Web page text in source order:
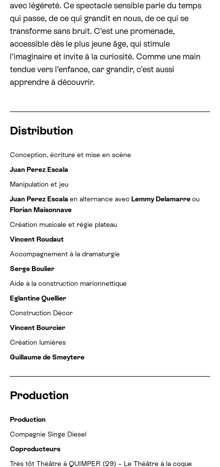
avec légèreté. Ce spectacle sensible parle du temps
qui passe, de ce qui grandit en nous, de ce qui se
transforme sans bruit. C’est une promenade,
accessible dès le plus jeune âge, qui stimule
l’imaginaire et invite à la curiosité. Comme une main
tendue vers l’enfance, car grandir, c’est aussi
apprendre à découvrir.
Distribution
Conception, écriture et mise en scène
Juan Perez Escala
Manipulation et jeu
Juan Perez Escala en alternance avec Lemmy Delamarreou
Florian Maisonnave
Création musicale et régie plateau
Vincent Roudaut
Accompagnement à la dramaturgie
Serge Boulier
Aide à la construction marionnettique
Eglantine Quellier
Construction Décor
Vincent Bourcier
Création lumières
Guillaume de Smeytere
Production
Production
Compagnie Singe Diesel
Coproducteurs
Très tôt Théâtre à QUIMPER (29) – Le Théâtre à la coque